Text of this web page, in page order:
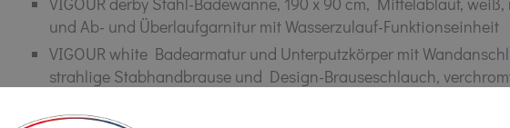
und Ab- und Überlaufgarnitur mit Wasserzulauf-Funktionseinheit
VIGOUR white Badearmatur und Unterputzkörper mit
strahlige Stabhandbrause und Design-Brauseschlauch,